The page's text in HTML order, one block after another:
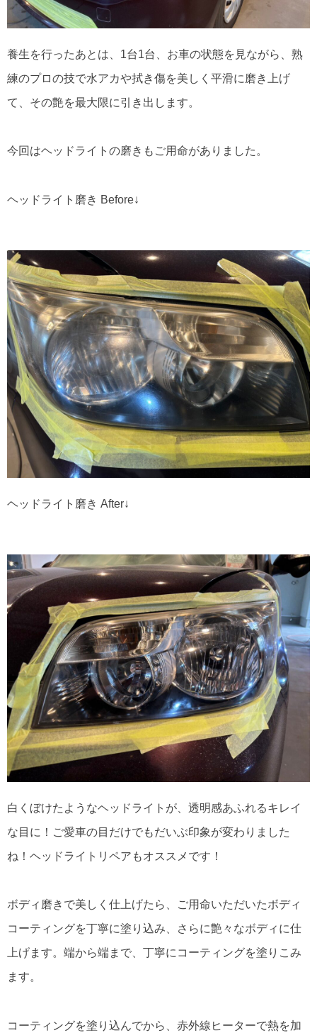
養生を行ったあとは、1台1台、お車の状態を見ながら、熟
練のプロの技で水アカや拭き傷を美しく平滑に磨き上げ
て、その艶を最大限に引き出します。
今回はヘッドライトの磨きもご用命がありました。
ヘッドライト磨き Before↓
ヘッドライト磨き After↓
白くぼけたようなヘッドライトが、透明感あふれるキレイ
な目に！ご愛車の目だけでもだいぶ印象が変わりました
ね！ヘッドライトリペアもオススメです！
ボディ磨きで美しく仕上げたら、ご用命いただいたボディ
コーティングを丁寧に塗り込み、さらに艶々なボディに仕
上げます。端から端まで、丁寧にコーティングを塗りこみ
ます。
コーティングを塗り込んでから、赤外線ヒーターで熱を加